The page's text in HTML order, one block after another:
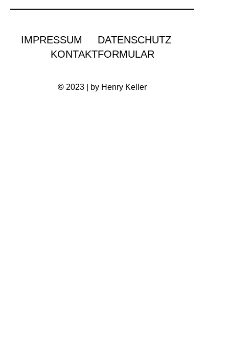
IMPRESSUM
DATENSCHUTZ
KONTAKTFORMULAR
© 2023 | by Henry Keller